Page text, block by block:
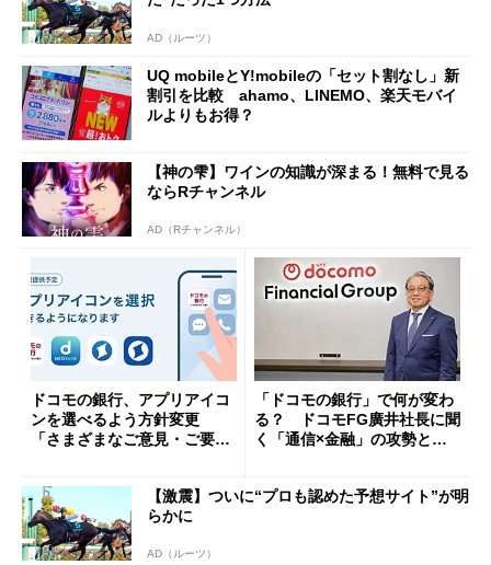
AD（ルーツ）
UQ mobileとY!mobileの「セット割なし」新
割引を比較 ahamo、LINEMO、楽天モバイ
ルよりもお得？
【神の雫】ワインの知識が深まる！無料で見る
ならRチャンネル
AD（Rチャンネル）
ドコモの銀行、アプリアイコ
ンを選べるよう方針変更
「さまざまなご意見・ご要望
「ドコモの銀行」で何が変わ
る？ ドコモFG廣井社長に聞
く「通信×金融」の攻勢とグ
【激震】ついに“プロも認めた予想サイト”が明
らかに
AD（ルーツ）